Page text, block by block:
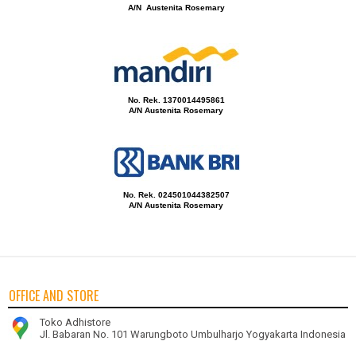
A/N Austenita Rosemary
No. Rek. 1370014495861
A/N Austenita Rosemary
No. Rek. 024501044382507
A/N Austenita Rosemary
OFFICE AND STORE
Toko Adhistore
Jl. Babaran No. 101 Warungboto Umbulharjo Yogyakarta Indonesia